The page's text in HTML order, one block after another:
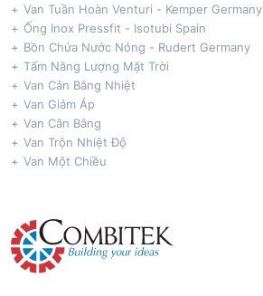
Van Tuần Hoàn Venturi - Kemper Germany
Ống Inox Pressfit - Isotubi Spain
Bồn Chứa Nước Nóng - Rudert Germany
Tấm Năng Lượng Mặt Trời
Van Cân Bằng Nhiệt
Van Giảm Áp
Van Cân Bằng
Van Trộn Nhiệt Độ
Van Một Chiều